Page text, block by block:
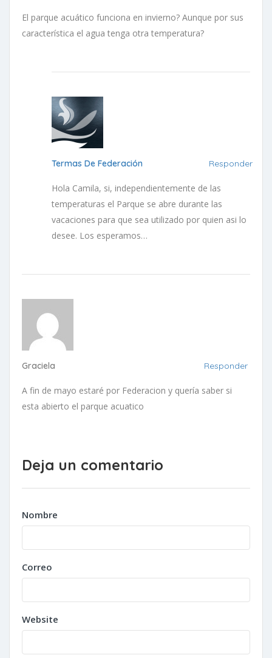
El parque acuático funciona en invierno? Aunque por sus
característica el agua tenga otra temperatura?
Termas De Federación Responder
Hola Camila, si, independientemente de las
temperaturas el Parque se abre durante las
vacaciones para que sea utilizado por quien asi lo
desee. Los esperamos…
Graciela Responder
A fin de mayo estaré por Federacion y quería saber si
esta abierto el parque acuatico
Deja un comentario
Nombre
Correo
Website